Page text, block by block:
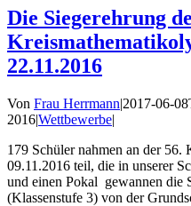
Die Siegerehrung
22.11.2016
Von Frau Herrmann|2017-06-
2016|Wettbewerbe|
179 Schüler nahmen an der 56.
09.11.2016 teil, die in unserer
und einen Pokal gewannen die
(Klassenstufe 3) von der